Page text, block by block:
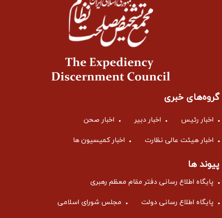
گروه‌های خبری
اخبار رئیس اخبار دبیر اخبار صحن
اخبار هیئت عالی نظارت اخبار کمیسیون ها
پیوند ها
پایگاه اطلاع رسانی دفتر مقام معظم رهبری
پایگاه اطلاع رسانی دولت مجلس شورای اسلامی